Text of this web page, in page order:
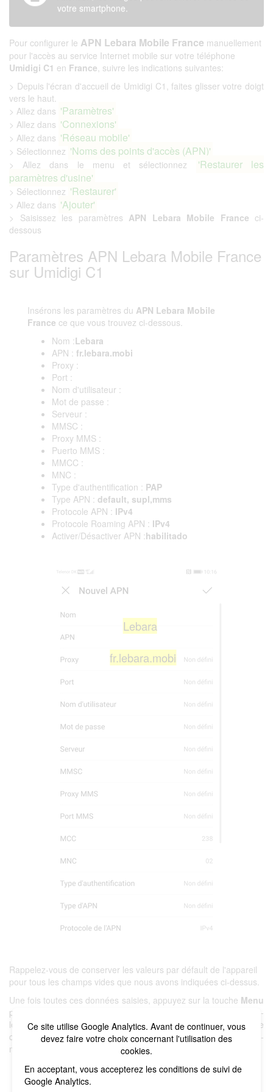
Ce site utilise Google Analytics. Avant de continuer, vous
devez faire votre choix concernant l'utilisation des
cookies.
En acceptant, vous accepterez les conditions de suivi de
Google Analytics.
votre smartphone.
Pour configurer le APN Lebara Mobile France manuellement
pour l'accès au service Internet mobile sur votre téléphone
Umidigi C1 en France, suivre les indications suivantes:
> Depuis l'écran d'accueil de Umidigi C1, faites glisser votre doigt
vers le haut.
> Allez dans 'Paramètres'
> Allez dans 'Connexions'
> Allez dans 'Réseau mobile'
> Sélectionnez 'Noms des points d'accès (APN)'
> Allez dans le menu et sélectionnez
'Restaurer les
paramètres d'usine'
> Sélectionnez 'Restaurer'
> Allez dans 'Ajouter'
> Saisissez les paramètres APN Lebara Mobile France ci-
dessous
Paramètres APN Lebara Mobile France
sur Umidigi C1
Insérons les paramètres du APN Lebara Mobile
France ce que vous trouvez ci-dessous.
Nom :Lebara
APN : fr.lebara.mobi
Proxy :
Port :
Nom d'utilisateur :
Mot de passe :
Serveur :
MMSC :
Proxy MMS :
Puerto MMS :
MMCC :
MNC :
Type d'authentification : PAP
Type APN : default, supl,mms
Protocole APN : IPv4
Protocole Roaming APN : IPv4
Activer/Désactiver APN :habilitado
fr.lebara.mobi
Lebara
Rappelez-vous de conserver les valeurs par défault de l'appareil
pour tous les champs vides que nous avons indiquées ci-dessus.
Une fois toutes ces données saisies, appuyez sur la touche Menu
puis
. Si vous avez créé un nouvel APN, sélectionnez-
le. Enfin, le téléphone mobile bénéficiera à nouveau d'une
couverture de données afin de pouvoir naviguer, gérer ses e-
mails et utiliser les applications nécessitant une connexion.